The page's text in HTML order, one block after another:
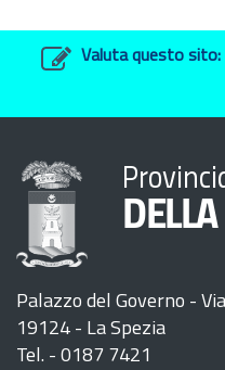
Valuta questo sito:
Palazzo del Governo -
19124 - La Spezia
Tel. - 0187 7421